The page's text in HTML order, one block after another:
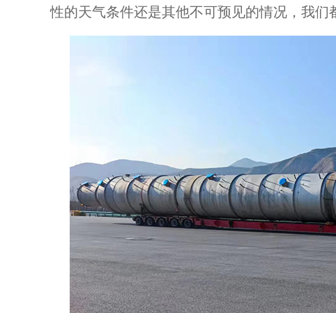
性的天气条件还是其他不可预见的情况，我们